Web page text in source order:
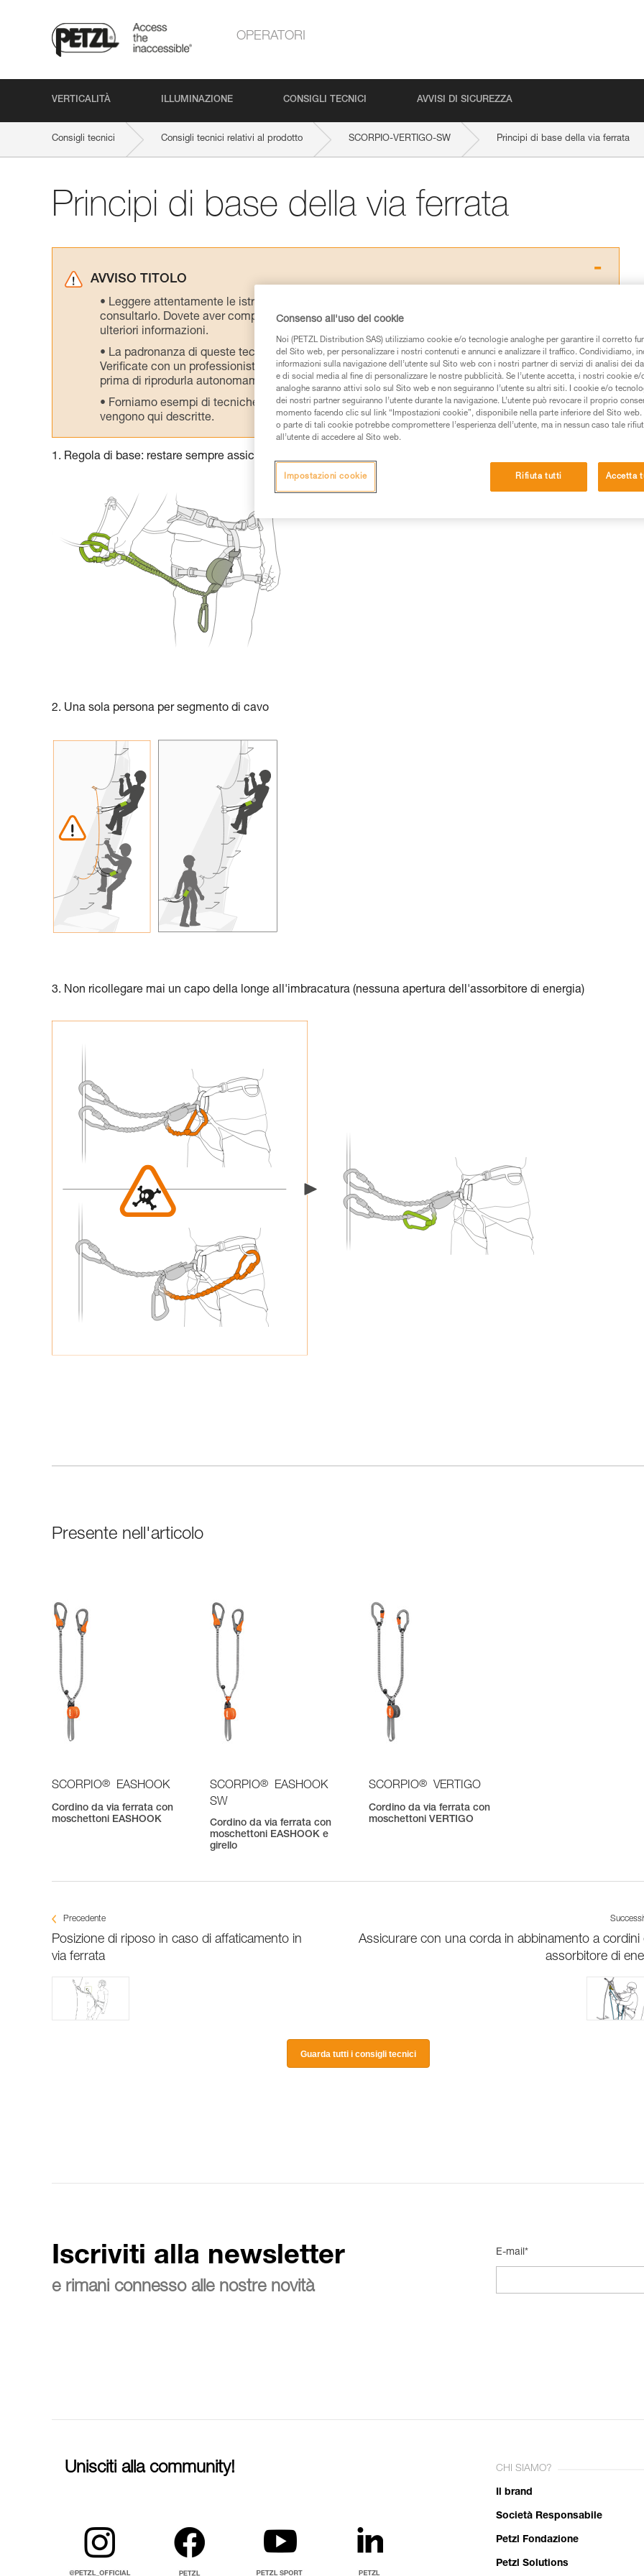
OPERATORI
VERTICALITÀ ILLUMINAZIONE CONSIGLI TECNICI AVVISI DI SICUREZZA
Consigli tecnici Consigli tecnici relativi al prodotto SCORPIO-VERTIGO-SW Principi di base della via ferrata
Principi di base della via ferrata
AVVISO TITOLO
Leggere attentamente le istruzioni tecniche dei prodotti utilizzati in questo consiglio prima di
consultarlo. Dovete aver compreso le informazioni dell’istruzione tecnica per poter capire queste
ulteriori informazioni.
La padronanza di queste tecniche richiede una formazione ed un addestramento specifico.
Verificate con un professionista la vostra capacità di rifare la manovra, da soli, in piena sicurezza,
prima di riprodurla autonomamente.
Forniamo esempi di tecniche relative alla vostra attività. Ne possono esistere altre che non
vengono qui descritte.
1. Regola di base: restare sempre assicurati al cavo
2. Una sola persona per segmento di cavo
3. Non ricollegare mai un capo della longe all'imbracatura (nessuna apertura dell'assorbitore di energia)
Presente nell'articolo
SCORPIO® EASHOOK
Cordino da via ferrata con
moschettoni EASHOOK
SCORPIO®
EASHOOK
SW
Cordino da via ferrata con
moschettoni EASHOOK e
girello
SCORPIO® VERTIGO
Cordino da via ferrata con
moschettoni VERTIGO
Precedente
Posizione di riposo in caso di affaticamento in
via ferrata
Assicurare con una corda in abbinamento a cordini
assorbitore di
Guarda tutti i consigli tecnici
Iscriviti alla newsletter
e rimani connesso alle nostre novità
E-mail*
Unisciti alla community! CHI SIAMO?
Il brand
Società Responsabile
Petzl Fondazione
Petzl Solutions
Consenso all'uso dei cookie
Noi (PETZL Distribution SAS) utilizziamo cookie e/o tecnologie analoghe per garantire il corretto
del Sito web, per personalizzare i nostri contenuti e annunci e analizzare il traffico. Condividiamo,
informazioni sulla navigazione dell’utente sul Sito web con i nostri partner di servizi di analisi dei
e di social media al fine di personalizzare le nostre pubblicità. Se l’utente accetta, i nostri cookie
analoghe saranno attivi solo sul Sito web e non seguiranno l’utente su altri siti. I cookie e/o
dei nostri partner seguiranno l’utente durante la navigazione. L’utente può revocare il proprio
momento facendo clic sul link “Impostazioni cookie”, disponibile nella parte inferiore del Sito
o parte di tali cookie potrebbe compromettere l’esperienza dell’utente, ma in nessun caso tale
all’utente di accedere al Sito web.
Rifiuta tutti Accetta
Impostazioni cookie